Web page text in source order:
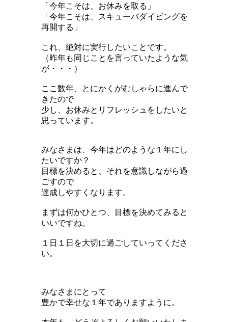
「今年こそは、お休みを取る」
「今年こそは、スキューバダイビングを
再開する」
これ、絶対に実行したいことです。
（昨年も同じことを言っていたような気
が・・・）
ここ数年、とにかくがむしゃらに進んで
きたので
少し、お休みとリフレッシュをしたいと
思っています。
みなさまは、今年はどのような１年にし
たいですか？
目標を決めると、それを意識しながら過
ごすので
達成しやすくなります。
まずは何かひとつ、目標を決めてみると
いいですね。
１日１日を大切に過ごしていってくださ
い。
みなさまにとって
豊かで幸せな１年でありますように。